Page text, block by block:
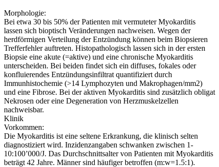
Morphologie:
Bei etwa 30 bis 50% der Patienten mit vermuteter Myokarditis
lassen sich bioptisch Veränderungen nachweisen. Wegen der
herdförmigen Verteilung der Entzündung können beim Biopsieren
Trefferfehler auftreten. Histopathologisch lassen sich in der ersten
Biopsie eine akute (=aktive) und eine chronische Myokarditis
unterscheiden. Bei beiden findet sich ein diffuses, fokales oder
konfluierendes Entzündungsinfiltrat quantifiziert durch
Immunhistochemie (>14 Lymphozyten und Makrophagen/mm2)
und eine Fibrose. Bei der aktiven Myokarditis sind zusätzlich obligat
Nekrosen oder eine Degeneration von Herzmuskelzellen
nachweisbar.
Klinik
Vorkommen:
Die Myokarditis ist eine seltene Erkrankung, die klinisch selten
diagnostiziert wird. Inzidenzangaben schwanken zwischen 1-
10:100’000/J. Das Durchschnittsalter von Patienten mit Myokarditis
beträgt 42 Jahre. Männer sind häufiger betroffen (m:w=1.5:1).